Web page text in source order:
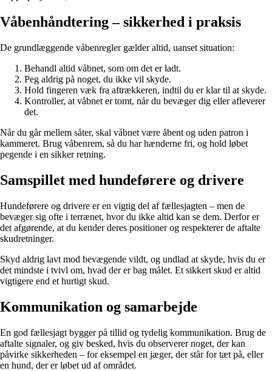
Våbenhåndtering – sikkerhed i praksis
De grundlæggende våbenregler gælder altid, uanset situation:
Behandl altid våbnet, som om det er ladt.
Peg aldrig på noget, du ikke vil skyde.
Hold fingeren væk fra aftrækkeren, indtil du er klar til at skyde.
Kontroller, at våbnet er tomt, når du bevæger dig eller afleverer
det.
Når du går mellem såter, skal våbnet være åbent og uden patron i
kammeret. Brug våbenrem, så du har hænderne fri, og hold løbet
pegende i en sikker retning.
Samspillet med hundeførere og drivere
Hundeførere og drivere er en vigtig del af fællesjagten – men de
bevæger sig ofte i terrænet, hvor du ikke altid kan se dem. Derfor er
det afgørende, at du kender deres positioner og respekterer de aftalte
skudretninger.
Skyd aldrig lavt mod bevægende vildt, og undlad at skyde, hvis du er
det mindste i tvivl om, hvad der er bag målet. Et sikkert skud er altid
vigtigere end et hurtigt skud.
Kommunikation og samarbejde
En god fællesjagt bygger på tillid og tydelig kommunikation. Brug de
aftalte signaler, og giv besked, hvis du observerer noget, der kan
påvirke sikkerheden – for eksempel en jæger, der står for tæt på, eller
en hund, der er løbet ud af området.